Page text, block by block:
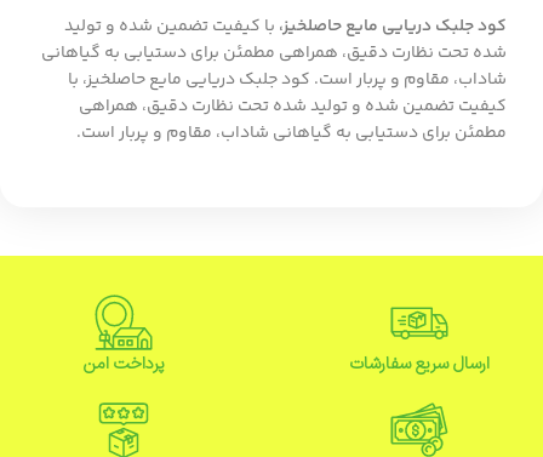
کود جلبک دریایی مایع حاصلخیز، با کیفیت تضمین شده و تولید
شده تحت نظارت دقیق، همراهی مطمئن برای دستیابی به گیاهانی
شاداب، مقاوم و پربار است. کود جلبک دریایی مایع حاصلخیز، با
کیفیت تضمین شده و تولید شده تحت نظارت دقیق، همراهی
مطمئن برای دستیابی به گیاهانی شاداب، مقاوم و پربار است.
ارسال سریع سفارشات پرداخت امن